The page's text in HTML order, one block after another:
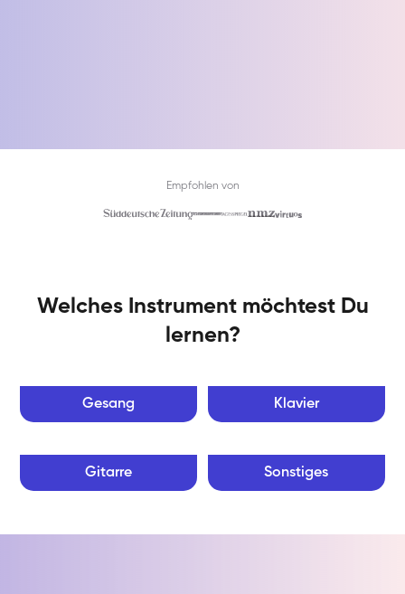
Empfohlen von
Welches Instrument möchtest Du
lernen?
Gesang Klavier
Gitarre Sonstiges